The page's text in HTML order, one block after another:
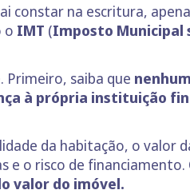
constar na escritura,
o IMT (Imposto Municipal
saiba que
à própria instituição
da habitação, o valor
e o risco de
valor do imóvel.